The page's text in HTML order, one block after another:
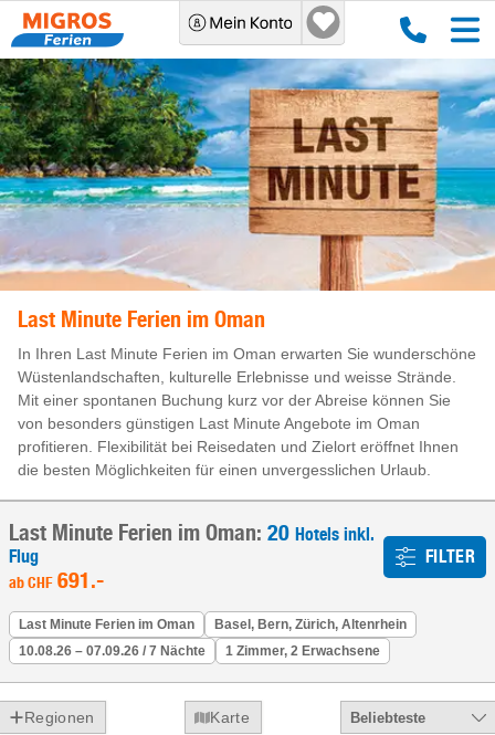
Last Minute Ferien im Oman
In Ihren Last Minute Ferien im Oman erwarten Sie wunderschöne
Wüstenlandschaften, kulturelle Erlebnisse und weisse Strände.
Mit einer spontanen Buchung kurz vor der Abreise können Sie
von besonders günstigen Last Minute Angebote im Oman
profitieren. Flexibilität bei Reisedaten und Zielort eröffnet Ihnen
die besten Möglichkeiten für einen unvergesslichen Urlaub.
Last Minute Ferien im Oman: 20 Hotels inkl.
Flug
abCHF 691.-
FILTER
Last Minute Ferien im Oman
Basel, Bern, Zürich, Altenrhein
10.08.26 – 07.09.26 / 7 Nächte
1 Zimmer, 2 Erwachsene
Regionen Karte Beliebteste